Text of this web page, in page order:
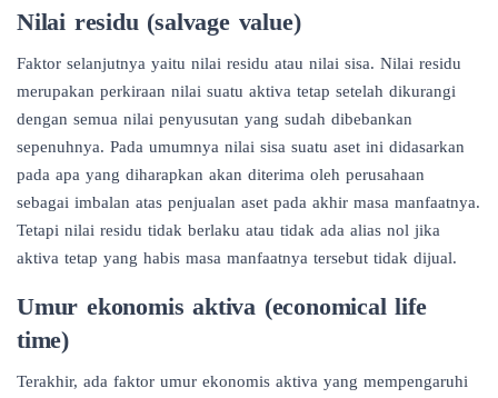
Nilai residu (salvage value)
Faktor selanjutnya yaitu nilai residu atau nilai sisa. Nilai residu
merupakan perkiraan nilai suatu aktiva tetap setelah dikurangi
dengan semua nilai penyusutan yang sudah dibebankan
sepenuhnya. Pada umumnya nilai sisa suatu aset ini didasarkan
pada apa yang diharapkan akan diterima oleh perusahaan
sebagai imbalan atas penjualan aset pada akhir masa manfaatnya.
Tetapi nilai residu tidak berlaku atau tidak ada alias nol jika
aktiva tetap yang habis masa manfaatnya tersebut tidak dijual.
Umur ekonomis aktiva (economical life
time)
Terakhir, ada faktor umur ekonomis aktiva yang mempengaruhi